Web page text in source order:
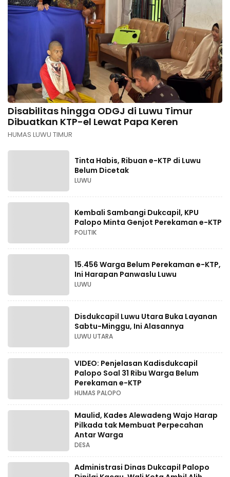
Disabilitas hingga ODGJ di Luwu Timur
Dibuatkan KTP-el Lewat Papa Keren
HUMAS LUWU TIMUR
Tinta Habis, Ribuan e-KTP di Luwu
Belum Dicetak
LUWU
Kembali Sambangi Dukcapil, KPU
Palopo Minta Genjot Perekaman e-KTP
POLITIK
15.456 Warga Belum Perekaman e-KTP,
Ini Harapan Panwaslu Luwu
LUWU
Disdukcapil Luwu Utara Buka Layanan
Sabtu-Minggu, Ini Alasannya
LUWU UTARA
VIDEO: Penjelasan Kadisdukcapil
Palopo Soal 31 Ribu Warga Belum
Perekaman e-KTP
HUMAS PALOPO
Maulid, Kades Alewadeng Wajo Harap
Pilkada tak Membuat Perpecahan
Antar Warga
DESA
Administrasi Dinas Dukcapil Palopo